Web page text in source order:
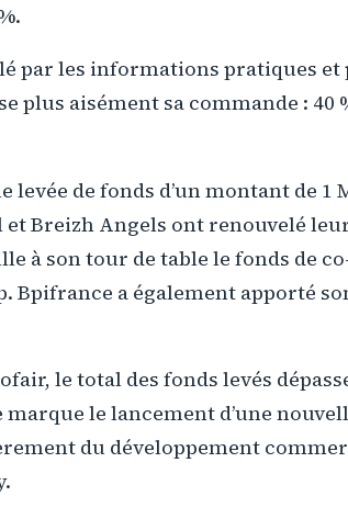
par les informations pratiques et
plus aisément sa commande : 40
levée de fonds d’un montant de 1
Breizh Angels ont renouvelé
à son tour de table le fonds de
Bpifrance a également apporté
le total des fonds levés
marque le lancement d’une
du développement